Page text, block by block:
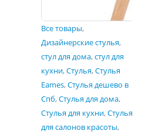
Все товары,
Дизайнерские стулья,
стул для дома,стул для
кухни,Стулья,Стулья
Eames,Стулья дешево в
Спб,Стулья для дома,
Стулья для кухни,Стулья
для салонов красоты,